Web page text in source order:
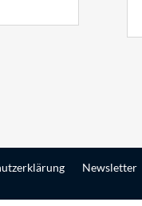
Newsletter